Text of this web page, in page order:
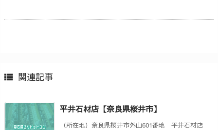
 関連記事
平井石材店【奈良県桜井市】
（所在地）奈良県桜井市外山601番地 平井石材店